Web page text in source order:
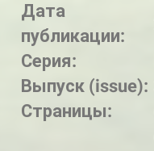
Дата
публикации:
Серия:
Выпуск (issue):
Страницы: